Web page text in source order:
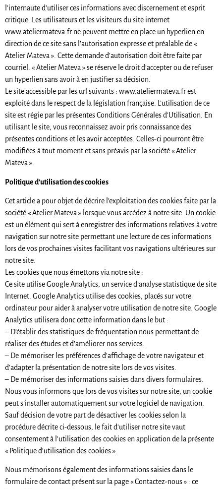
l’internaute d’utiliser ces informations avec discernement et esprit
critique. Les utilisateurs et les visiteurs du site internet
www.ateliermateva.fr ne peuvent mettre en place un hyperlien en
direction de ce site sans l’autorisation expresse et préalable de «
Atelier Mateva ». Cette demande d’autorisation doit être faite par
courriel. « Atelier Mateva » se réserve le droit d’accepter ou de refuser
un hyperlien sans avoir à en justifier sa décision.
Le site accessible par les url suivants : www.ateliermateva.fr est
exploité dans le respect de la législation française. L’utilisation de ce
site est régie par les présentes Conditions Générales d’Utilisation. En
utilisant le site, vous reconnaissez avoir pris connaissance des
présentes conditions et les avoir acceptées. Celles-ci pourront être
modifiées à tout moment et sans préavis par la société « Atelier
Mateva ».
Politique d’utilisation des cookies
Cet article a pour objet de décrire l’exploitation des cookies faite par la
société « Atelier Mateva » lorsque vous accédez à notre site. Un cookie
est un élément qui sert à enregistrer des informations relatives à votre
navigation sur notre site permettant une lecture de ces informations
lors de vos prochaines visites facilitant vos navigations ultérieures sur
notre site.
Les cookies que nous émettons via notre site :
Ce site utilise Google Analytics, un service d’analyse statistique de site
Internet. Google Analytics utilise des cookies, placés sur votre
ordinateur pour aider à analyser votre utilisation de notre site. Google
Analytics utilisera donc cette information dans le but :
– D’établir des statistiques de fréquentation nous permettant de
réaliser des études et d’améliorer nos services.
– De mémoriser les préférences d’affichage de votre navigateur et
d’adapter la présentation de notre site lors de vos visites.
– De mémoriser des informations saisies dans divers formulaires.
Nous vous informons que lors de vos visites sur notre site, un cookie
peut s’installer automatiquement sur votre logiciel de navigation.
Sauf décision de votre part de désactiver les cookies selon la
procédure décrite ci-dessous, le fait d’utiliser notre site vaut
consentement à l’utilisation des cookies en application de la présente
« Politique d’utilisation des cookies ».
Nous mémorisons également des informations saisies dans le
formulaire de contact présent sur la page « Contactez-nous » : ce